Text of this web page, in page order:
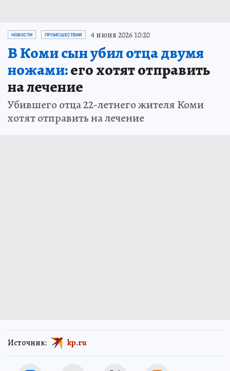
НОВОСТИ ПРОИСШЕСТВИЯ 4 июня 2026 10:20
В Коми сын убил отца двумя
ножами:его хотят отправить
на лечение
Убившего отца 22-летнего жителя Коми
хотят отправить на лечение
Источник: kp.ru